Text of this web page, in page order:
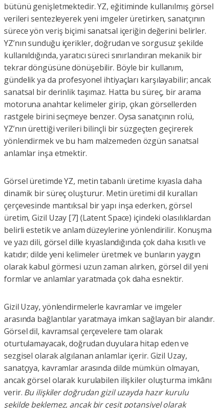
bütünü genişletmektedir. YZ, eğitiminde kullanılmış görsel
verileri sentezleyerek yeni imgeler üretirken, sanatçının
sürece yön veriş biçimi sanatsal içeriğin değerini belirler.
YZ’nın sunduğu içerikler, doğrudan ve sorgusuz şekilde
kullanıldığında, yaratıcı süreci sınırlandıran mekanik bir
tekrar döngüsüne dönüşebilir. Böyle bir kullanım,
gündelik ya da profesyonel ihtiyaçları karşılayabilir; ancak
sanatsal bir derinlik taşımaz. Hatta bu süreç, bir arama
motoruna anahtar kelimeler girip, çıkan görsellerden
rastgele birini seçmeye benzer. Oysa sanatçının rolü,
YZ’nın ürettiği verileri bilinçli bir süzgeçten geçirerek
yönlendirmek ve bu ham malzemeden özgün sanatsal
anlamlar inşa etmektir.
Görsel üretimde YZ, metin tabanlı üretime kıyasla daha
dinamik bir süreç oluşturur. Metin üretimi dil kuralları
çerçevesinde mantıksal bir yapı inşa ederken, görsel
üretim, Gizil Uzay [7] (Latent Space) içindeki olasılıklardan
belirli estetik ve anlam düzeylerine yönlendirilir. Konuşma
ve yazı dili, görsel dille kıyaslandığında çok daha kısıtlı ve
katıdır; dilde yeni kelimeler üretmek ve bunların yaygın
olarak kabul görmesi uzun zaman alırken, görsel dil yeni
formlar ve anlamlar yaratmada çok daha esnektir.
Gizil Uzay, yönlendirmelerle kavramlar ve imgeler
arasında bağlantılar yaratmaya imkan sağlayan bir alandır.
Görsel dil, kavramsal çerçevelere tam olarak
oturtulamayacak, doğrudan duyulara hitap eden ve
sezgisel olarak algılanan anlamlar içerir. Gizil Uzay,
sanatçıya, kavramlar arasında dilde mümkün olmayan,
ancak görsel olarak kurulabilen ilişkiler oluşturma imkânı
verir. Bu ilişkiler doğrudan gizil uzayda hazır kurulu
şekilde beklemez, ancak bir çeşit potansiyel olarak